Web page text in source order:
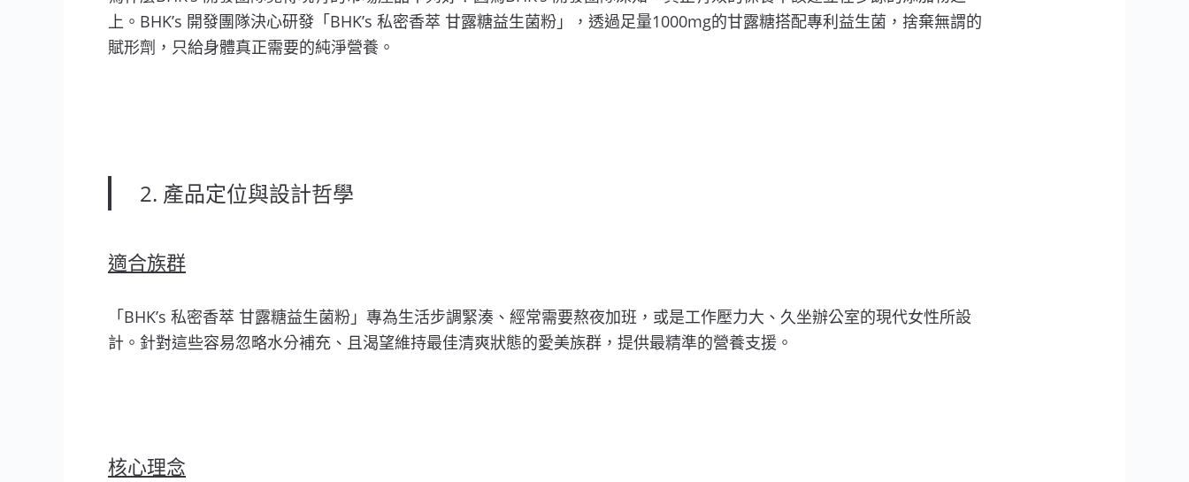
上。BHK’s 開發團隊決心研發「BHK’s 私密香萃 甘露糖益生菌粉」，透過足量1000mg的甘露糖搭配專利益生菌，捨棄無謂的
賦形劑，只給身體真正需要的純淨營養。
2. 產品定位與設計哲學
適合族群
「BHK’s 私密香萃 甘露糖益生菌粉」專為生活步調緊湊、經常需要熬夜加班，或是工作壓力大、久坐辦公室的現代女性所設
計。針對這些容易忽略水分補充、且渴望維持最佳清爽狀態的愛美族群，提供最精準的營養支援。
核心理念